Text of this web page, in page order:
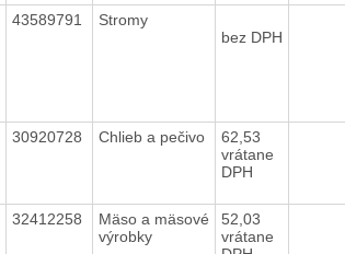
43589791
Stromy
bez DPH
30920728 Chlieb a pečivo
62,53
vrátane
DPH
32412258
Mäso a mäsové
výrobky
52,03
vrátane